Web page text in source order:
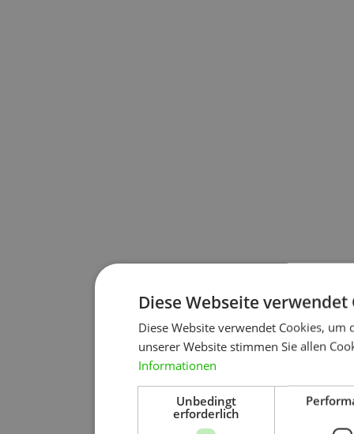
Diese Webseite verwendet
Diese Website verwendet Cookies,
unserer Website stimmen Sie allen
Informationen
Unbedingt
erforderlich